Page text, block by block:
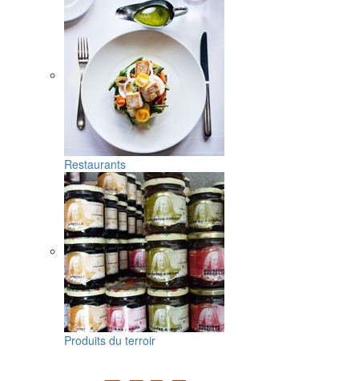
Restaurants
Produits du terroir